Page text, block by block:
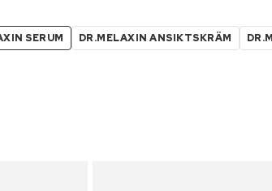
SERUM DR.MELAXIN ANSIKTSKRÄM